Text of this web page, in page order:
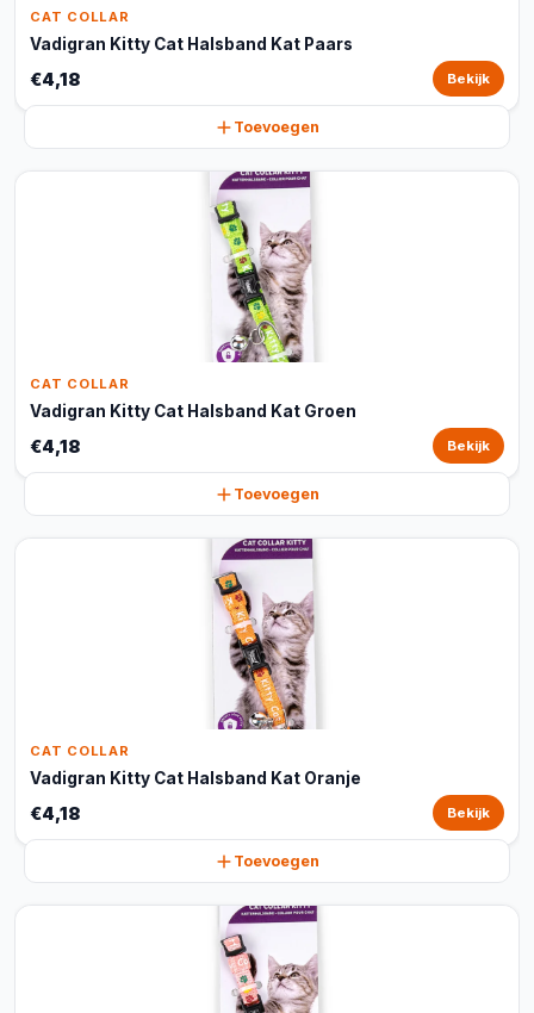
CAT COLLAR
Vadigran Kitty Cat Halsband Kat Paars
€4,18 Bekijk
Toevoegen
CAT COLLAR
Vadigran Kitty Cat Halsband Kat Groen
€4,18 Bekijk
Toevoegen
CAT COLLAR
Vadigran Kitty Cat Halsband Kat Oranje
€4,18 Bekijk
Toevoegen